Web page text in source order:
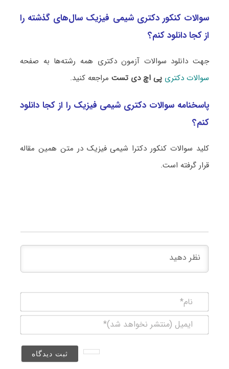
سوالات کنکور دکتری شیمی فیزیک سال‌های گذشته را
از کجا دانلود کنم؟
جهت دانلود سوالات آزمون دکتری همه رشته‌ها به صفحه
سوالات دکتری پی اچ دی تستمراجعه کنید.
پاسخنامه سوالات دکتری شیمی فیزیک را از کجا دانلود
کنم؟
کلید سوالات کنکور دکترا شیمی فیزیک در متن همین مقاله
قرار گرفته است.
(منتشر